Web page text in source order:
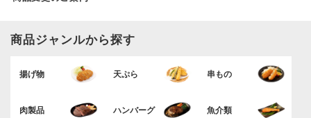
商品ジャンルから探す
揚げ物 天ぷら 串もの
肉製品 ハンバーグ 魚介類